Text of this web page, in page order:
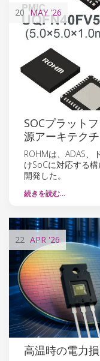
20 MAY'26
SOCプラット
源アーキテク
ROHMは、ADAS、
けSoCに対応する
開発した。
続きを読む…
22 APR '26
高温時の電力